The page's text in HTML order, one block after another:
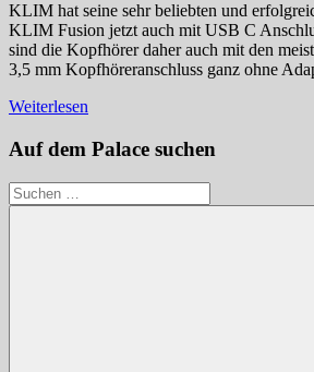
KLIM hat seine sehr beliebten und
KLIM Fusion jetzt auch mit USB C
sind die Kopfhörer daher auch mit den
3,5 mm Kopfhöreranschluss ganz ohne
Weiterlesen
Auf dem Palace suchen
Suchen
nach: